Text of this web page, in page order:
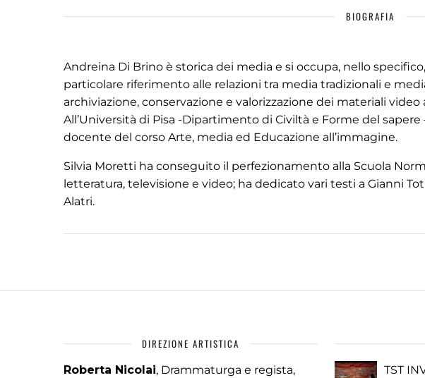
BIOGRAFIA
Andreina Di Brino è storica dei media e si occupa, nello
particolare riferimento alle relazioni tra media tradizionali e
archiviazione, conservazione e valorizzazione dei materiali
All’Università di Pisa -Dipartimento di Civiltà e Forme del
docente del corso Arte, media ed Educazione all’immagine.
Silvia Moretti ha conseguito il perfezionamento alla Scuola
letteratura, televisione e video; ha dedicato vari testi a Gianni
Alatri.
DIREZIONE ARTISTICA
Roberta Nicolai, Drammaturga e regista,
TST